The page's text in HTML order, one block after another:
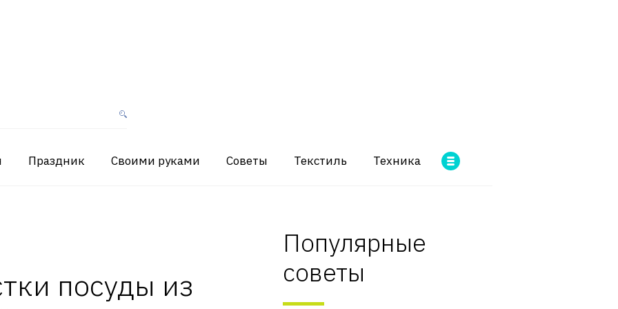
Праздник Своими руками Советы Текстиль Техника
посуды из
Популярные
советы